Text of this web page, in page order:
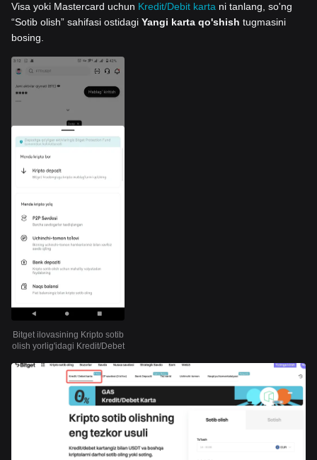
Visa yoki Mastercard uchun Kredit/Debit karta ni tanlang, so'ng
“Sotib olish” sahifasi ostidagi Yangi karta qo'shish tugmasini
bosing.
Bitget ilovasining Kripto sotib
olish yorlig'idagi Kredit/Debet